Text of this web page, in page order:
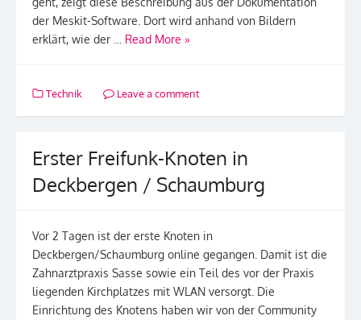
der Meskit-Software. Dort wird anhand von Bildern
erklärt, wie der … Read More »
Technik Leave a comment
Erster Freifunk-Knoten in
Deckbergen / Schaumburg
Vor 2 Tagen ist der erste Knoten in
Deckbergen/Schaumburg online gegangen. Damit ist die
Zahnarztpraxis Sasse sowie ein Teil des vor der Praxis
liegenden Kirchplatzes mit WLAN versorgt. Die
Einrichtung des Knotens haben wir von der Community